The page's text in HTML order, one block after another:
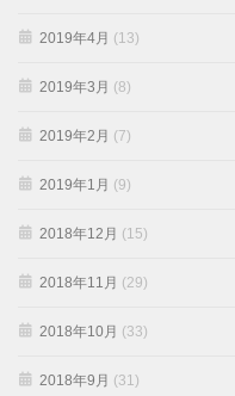
2019年4月 (13)
2019年3月 (8)
2019年2月 (7)
2019年1月 (9)
2018年12月 (15)
2018年11月 (29)
2018年10月 (33)
2018年9月 (31)